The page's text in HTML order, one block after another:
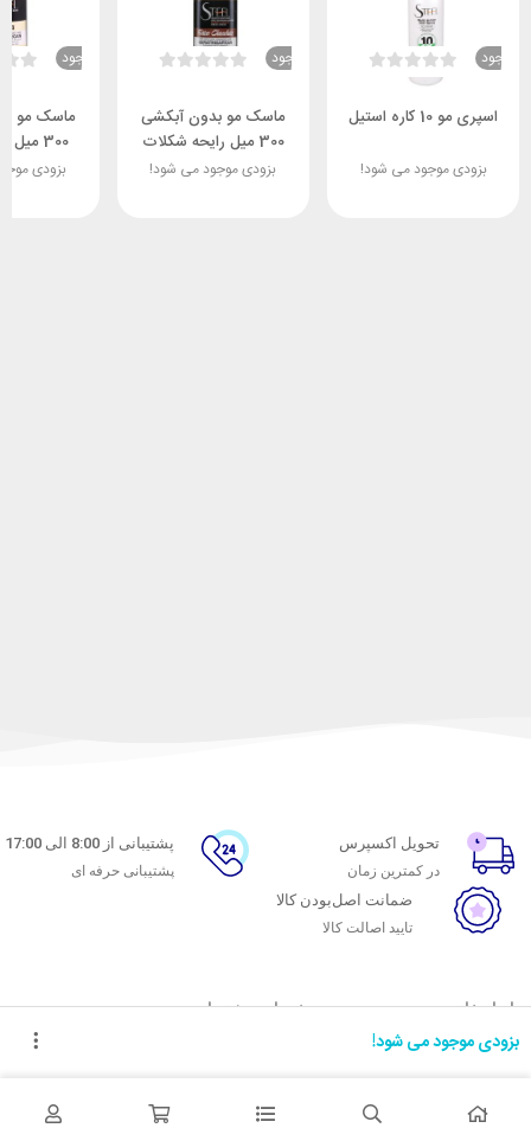
ناموجود
اسپری مو 10 کاره استیل
بزودی موجود می شود!
ناموجود
ماسک مو بدون آبکشی
300 میل رایحه شکلات
تلخ
بزودی موجود می شود!
ناموجود
ماسک مو
300 میل رایحه وانیل
بزودی
بزودی موجود می شود!
تحویل اکسپرس
در کمترین زمان
پشتیبانی از 8:00 الی 17:00
پشتیبانی حرفه ای
ضمانت اصل‌بودن کالا
تایید اصالت کالا
با ماه خانوم
اتاق خبر ماه خانوم
همکاری با سازمان‌ها
خدمات مشتریان
شرایط استفاده